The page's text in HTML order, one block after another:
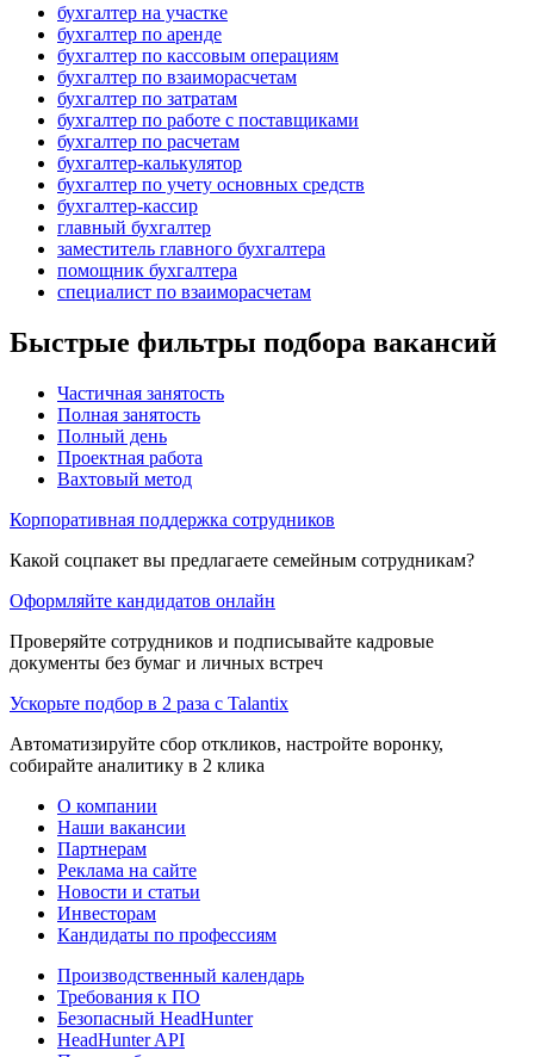
бухгалтер на участке
бухгалтер по аренде
бухгалтер по кассовым операциям
бухгалтер по взаиморасчетам
бухгалтер по затратам
бухгалтер по работе с поставщиками
бухгалтер по расчетам
бухгалтер-калькулятор
бухгалтер по учету основных средств
бухгалтер-кассир
главный бухгалтер
заместитель главного бухгалтера
помощник бухгалтера
специалист по взаиморасчетам
Быстрые фильтры подбора вакансий
Частичная занятость
Полная занятость
Полный день
Проектная работа
Вахтовый метод
Корпоративная поддержка сотрудников
Какой соцпакет вы предлагаете семейным сотрудникам?
Оформляйте кандидатов онлайн
Проверяйте сотрудников и подписывайте кадровые
документы без бумаг и личных встреч
Ускорьте подбор в 2 раза с Talantix
Автоматизируйте сбор откликов, настройте воронку,
собирайте аналитику в 2 клика
О компании
Наши вакансии
Партнерам
Реклама на сайте
Новости и статьи
Инвесторам
Кандидаты по профессиям
Производственный календарь
Требования к ПО
Безопасный HeadHunter
HeadHunter API